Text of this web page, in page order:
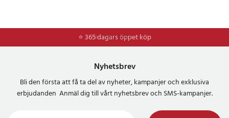
⭐ 365 dagars öppet köp
⭐Frakt 49kr *
Nyhetsbrev
Bli den första att få ta del av nyheter, kampanjer och exklusiva
erbjudanden Anmäl dig till vårt nyhetsbrev och SMS-kampanjer.